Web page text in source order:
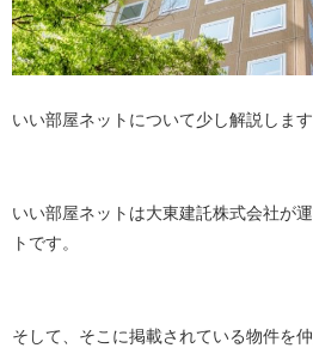
いい部屋ネットについて少し解説します
いい部屋ネットは大東建託株式会社が
トです。
そして、そこに掲載されている物件を